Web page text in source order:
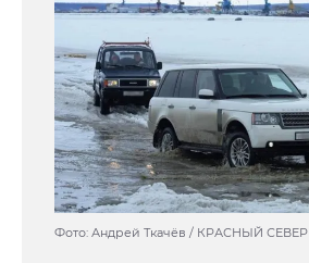
Фото: Андрей Ткачёв / КРАСНЫЙ СЕВЕР